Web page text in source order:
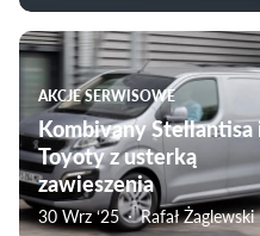
AKCJE SERWISOWE
Kombivany Stellantisa
Toyoty z usterką
zawieszenia
30 Wrz ‘25 Rafał Żaglewski